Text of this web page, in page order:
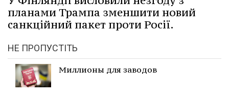
планами Трампа зменшити новий
санкційний пакет проти Росії.
НЕ ПРОПУСТІТЬ
Миллионы для заводов